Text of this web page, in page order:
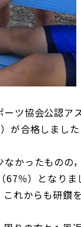
ツ協会公認ア
が合格しました
かったものの，
％）となりま
れからも研